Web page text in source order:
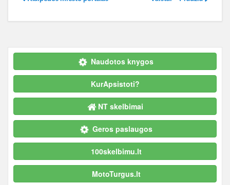
Naudotos knygos
KurApsistoti?
NT skelbimai
Geros paslaugos
100skelbimu.lt
MotoTurgus.lt